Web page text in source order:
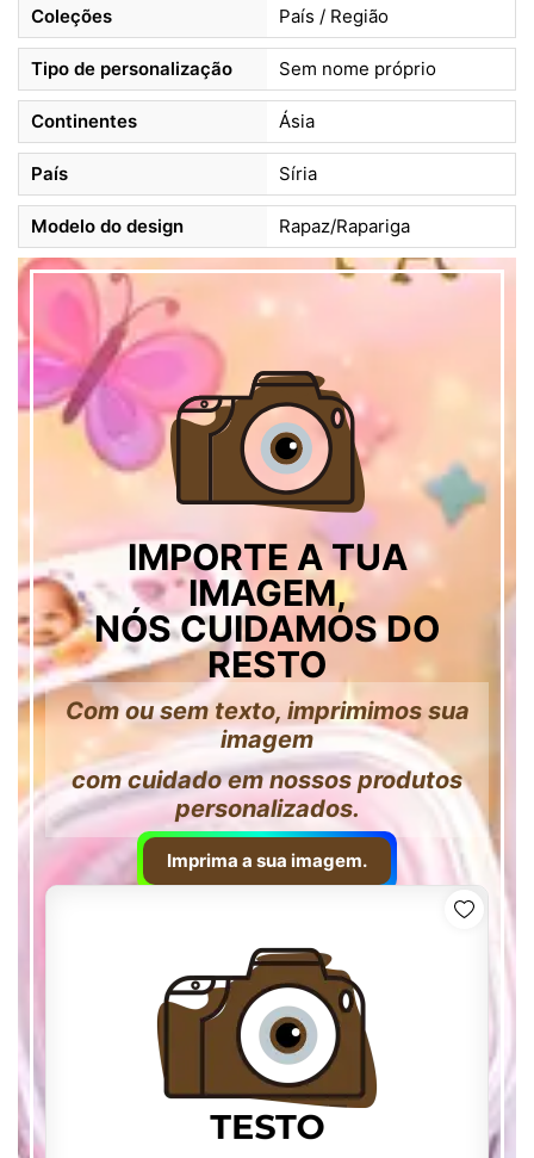
Coleções País / Região
Tipo de personalização Sem nome próprio
Continentes Ásia
País Síria
Modelo do design Rapaz/Rapariga
IMPORTE A TUA
IMAGEM,
NÓS CUIDAMOS DO
RESTO
Com ou sem texto, imprimimos sua
imagem
com cuidado em nossos produtos
personalizados.
Imprima a sua imagem.